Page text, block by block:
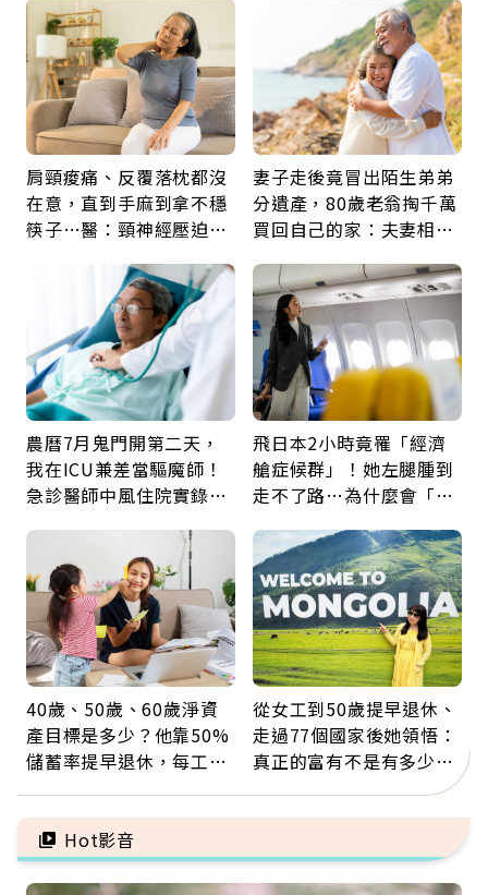
肩頸痠痛、反覆落枕都沒
在意，直到手麻到拿不穩
筷子…醫：頸神經壓迫上
妻子走後竟冒出陌生弟弟
分遺產，80歲老翁掏千萬
買回自己的家：夫妻相守
農曆7月鬼門開第二天，
我在ICU兼差當驅魔師！
急診醫師中風住院實錄：
飛日本2小時竟罹「經濟
艙症候群」！她左腿腫到
走不了路…為什麼會「靜
注意
40歲、50歲、60歲淨資
產目標是多少？他靠50%
儲蓄率提早退休，每工作
從女工到50歲提早退休、
走過77個國家後她領悟：
真正的富有不是有多少
錢，而是擁有選擇人生的
自由
Hot影音